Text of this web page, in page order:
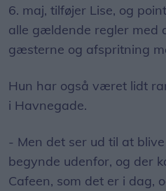
6. maj, tilføjer Lise, og
alle gældende regler med
gæsterne og afspritning
Hun har også været lidt
i Havnegade.
- Men det ser ud til at
begynde udenfor, og der
Cafeen, som det er i dag,